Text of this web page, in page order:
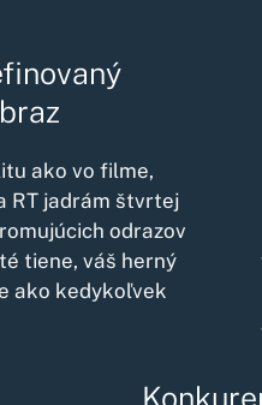
ako vo filme,
RT jadrám štvrtej
odrazov
tiene, váš herný
ako kedykoľvek